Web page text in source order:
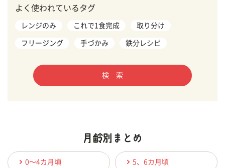
よく使われているタグ
レンジのみ これで1食完成 取り分け
フリージング 手づかみ 鉄分レシピ
検 索
0〜4カ月頃 5、6カ月頃